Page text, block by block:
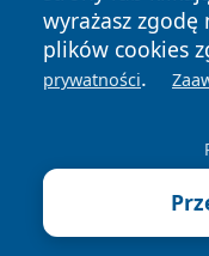
wyrażasz zgodę
plików cookies
prywatności.